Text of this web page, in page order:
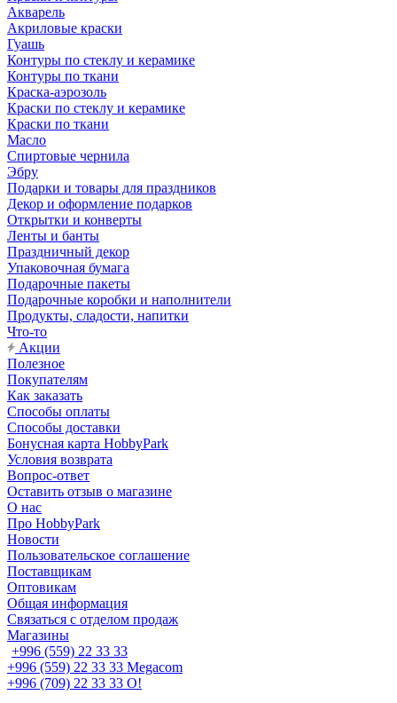
Акварель
Акриловые краски
Гуашь
Контуры по стеклу и керамике
Контуры по ткани
Краска-аэрозоль
Краски по стеклу и керамике
Краски по ткани
Масло
Спиртовые чернила
Эбру
Подарки и товары для праздников
Декор и оформление подарков
Открытки и конверты
Ленты и банты
Праздничный декор
Упаковочная бумага
Подарочные пакеты
Подарочные коробки и наполнители
Продукты, сладости, напитки
Что-то
Акции
Полезное
Покупателям
Как заказать
Способы оплаты
Способы доставки
Бонусная карта HobbyPark
Условия возврата
Вопрос-ответ
Оставить отзыв о магазине
О нас
Про HobbyPark
Новости
Пользовательское соглашение
Поставщикам
Оптовикам
Общая информация
Связаться с отделом продаж
Магазины
+996 (559) 22 33 33
+996 (559) 22 33 33 Megacom
+996 (709) 22 33 33 O!